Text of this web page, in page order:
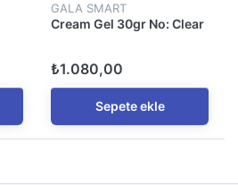
GALA SMART
Cream Gel 30gr No: Clear
₺1.080,00
Sepete ekle